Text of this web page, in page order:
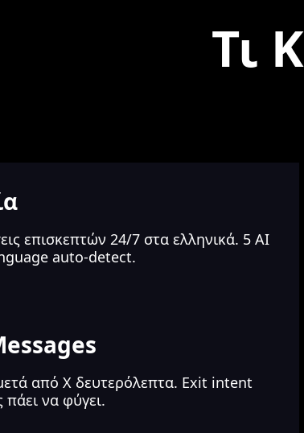
Τι
επισκεπτών 24/7 στα ελληνικά. 5 AI
auto-detect.
από X δευτερόλεπτα. Exit intent
πάει να φύγει.